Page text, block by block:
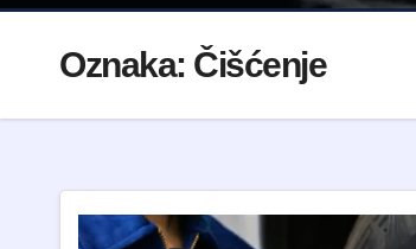
Oznaka: Čišćenje